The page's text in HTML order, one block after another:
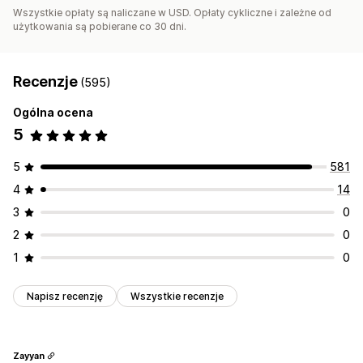
Wszystkie opłaty są naliczane w USD. Opłaty cykliczne i zależne od
użytkowania są pobierane co 30 dni.
Recenzje (595)
Ogólna ocena
5
5
581
4
14
3
0
2
0
1
0
Napisz recenzję Wszystkie recenzje
Zayyan